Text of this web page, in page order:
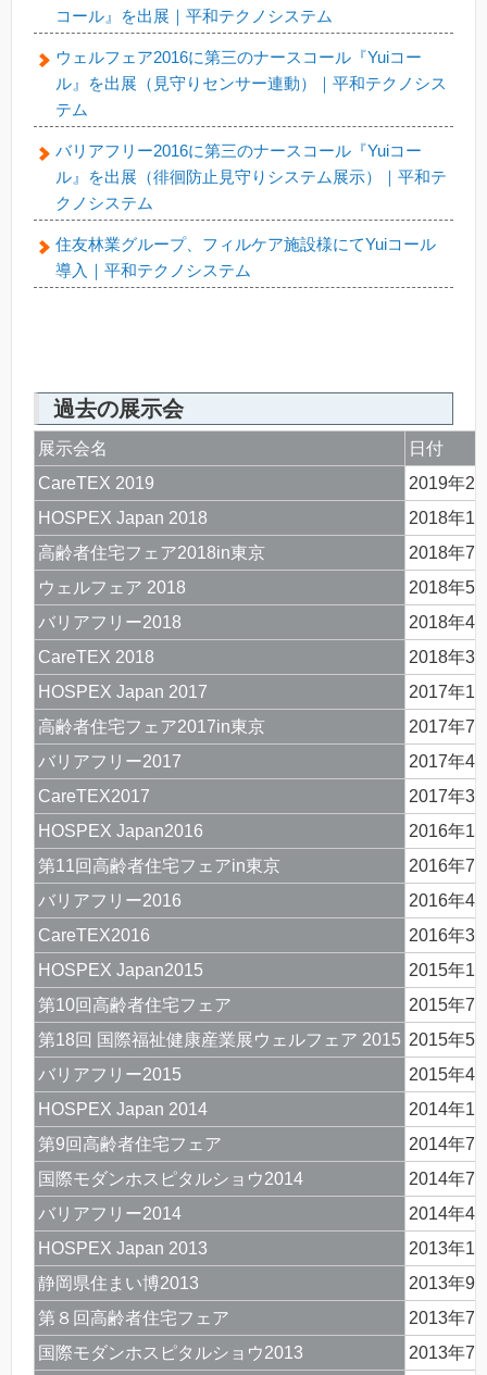
コール』を出展｜平和テクノシステム
ウェルフェア2016に第三のナースコール『Yuiコー
ル』を出展（見守りセンサー連動）｜平和テクノシス
テム
バリアフリー2016に第三のナースコール『Yuiコー
ル』を出展（徘徊防止見守りシステム展示）｜平和テ
クノシステム
住友林業グループ、フィルケア施設様にてYuiコール
導入｜平和テクノシステム
過去の展示会
展示会名
日付
CareTEX 2019
2019年2
HOSPEX Japan 2018
2018年
高齢者住宅フェア2018in東京
2018年7
ウェルフェア 2018
2018年5
バリアフリー2018
2018年4
CareTEX 2018
2018年3
HOSPEX Japan 2017
2017年
高齢者住宅フェア2017in東京
2017年7
バリアフリー2017
2017年4
CareTEX2017
2017年3
HOSPEX Japan2016
2016年
第11回高齢者住宅フェアin東京
2016年7
バリアフリー2016
2016年4
CareTEX2016
2016年3
HOSPEX Japan2015
2015年
第10回高齢者住宅フェア
2015年7
第18回 国際福祉健康産業展ウェルフェア 2015 2015年5
バリアフリー2015
2015年4
HOSPEX Japan 2014
2014年
第9回高齢者住宅フェア
2014年7
国際モダンホスピタルショウ2014
2014年7
バリアフリー2014
2014年4
HOSPEX Japan 2013
2013年
静岡県住まい博2013
2013年9
第８回高齢者住宅フェア
2013年7
国際モダンホスピタルショウ2013
2013年7